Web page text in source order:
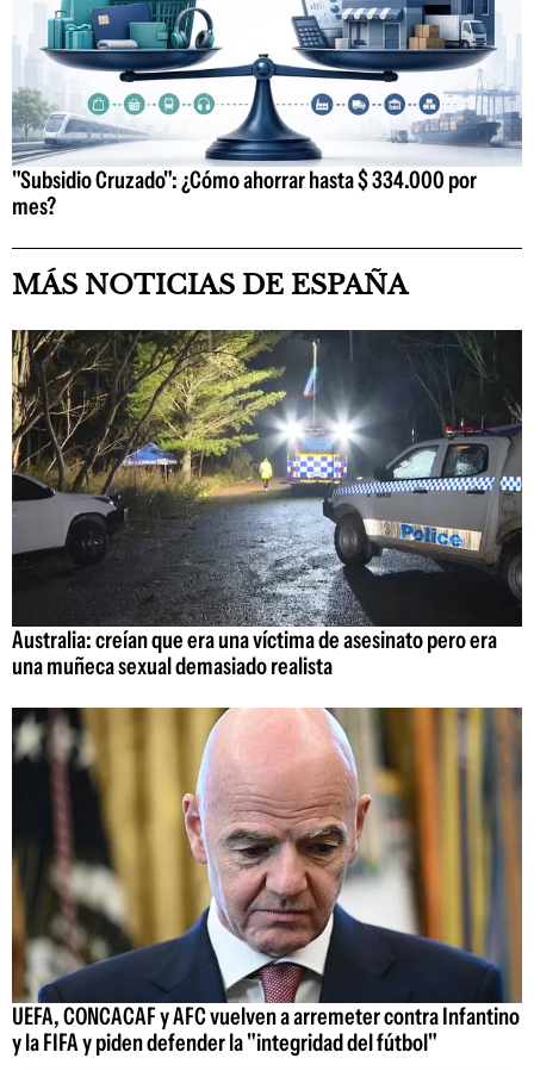
"Subsidio Cruzado": ¿Cómo ahorrar hasta $ 334.000 por
mes?
MÁS NOTICIAS DE ESPAÑA
Australia: creían que era una víctima de asesinato pero era
una muñeca sexual demasiado realista
UEFA, CONCACAF y AFC vuelven a arremeter contra Infantino
y la FIFA y piden defender la "integridad del fútbol"